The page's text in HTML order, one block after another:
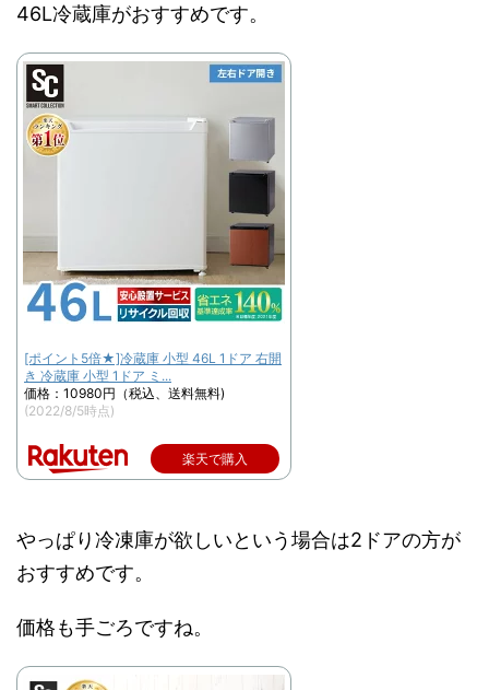
46L冷蔵庫がおすすめです。
[ポイント5倍★]冷蔵庫 小型 46L 1ドア 右開
き 冷蔵庫 小型 1ドア ミ...
価格：10980円（税込、送料無料)
(2022/8/5時点)
楽天で購入
やっぱり冷凍庫が欲しいという場合は2ドアの方が
おすすめです。
価格も手ごろですね。